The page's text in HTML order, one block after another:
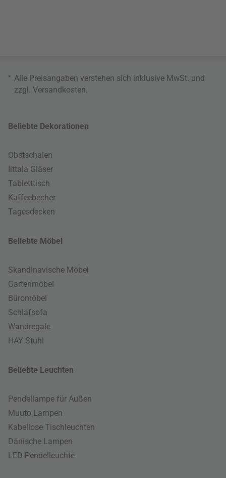
* Alle Preisangaben verstehen sich inklusive MwSt. und
zzgl. Versandkosten
Beliebte Dekorationen
Obstschalen
Iittala Gläser
Tabletttisch
Kaffeebecher
Tagesdecken
Beliebte Möbel
Skandinavische Möbel
Gartenmöbel
Büromöbel
Schlafsofa
Wandregale
HAY Stuhl
Beliebte Leuchten
Pendellampe für Außen
Muuto Lampen
Kabellose Tischleuchten
Dänische Lampen
LED Pendelleuchte